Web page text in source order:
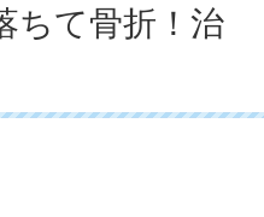
ちて骨折！治